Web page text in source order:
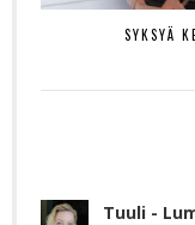
SYKSYÄ
Tuuli -